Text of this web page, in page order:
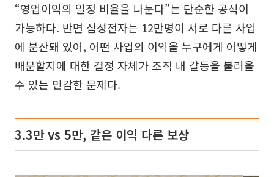
“영업이익의 일정 비율을 나눈다”는 단순한 공식이
가능하다. 반면 삼성전자는 12만명이 서로 다른 사업
에 분산돼 있어, 어떤 사업의 이익을 누구에게 어떻게
배분할지에 대한 결정 자체가 조직 내 갈등을 불러올
수 있는 민감한 문제다.
3.3만 vs 5만, 같은 이익 다른 보상